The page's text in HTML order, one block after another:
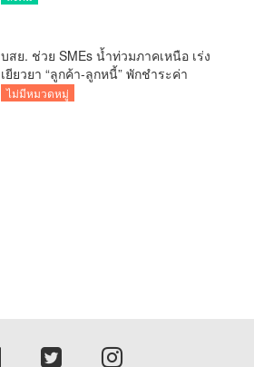
บสย. ช่วย SMEs น้ำท่วมภาคเหนือ เร่ง
เยียวยา “ลูกค้า-ลูกหนี้” พักชำระค่า
ธรรมเนียม-ค่างวด
ไม่มีหมวดหมู่